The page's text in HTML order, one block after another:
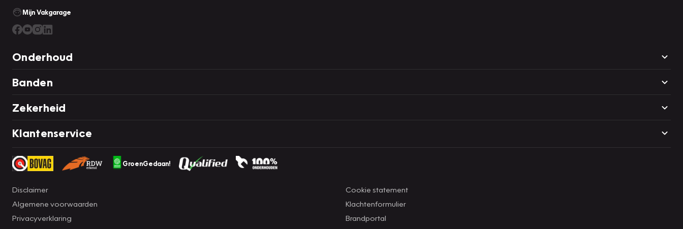
Mijn Vakgarage
Onderhoud
Banden
Zekerheid
Klantenservice
GroenGedaan!
Disclaimer
Algemene voorwaarden
Privacyverklaring
Cookie statement
Klachtenformulier
Brandportal